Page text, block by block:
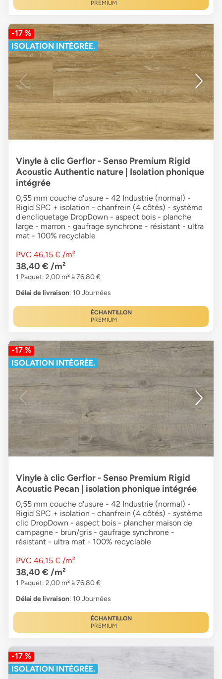
PREMIUM
-17 %
ISOLATION INTÉGRÉE.
Vinyle à clic Gerflor - Senso Premium Rigid
Acoustic Authentic nature | Isolation phonique
intégrée
0,55 mm couche d'usure - 42 Industrie (normal) -
Rigid SPC + isolation - chanfrein (4 côtés) - système
d'encliquetage DropDown - aspect bois - planche
large - marron - gaufrage synchrone - résistant - ultra
mat - 100% recyclable
PVC 46,15 € /m²
38,40 € /m²
1 Paquet: 2,00 m² à 76,80 €
Délai de livraison: 10 Journées
ÉCHANTILLON
PREMIUM
-17 %
ISOLATION INTÉGRÉE.
Vinyle à clic Gerflor - Senso Premium Rigid
Acoustic Pecan | isolation phonique intégrée
0,55 mm couche d'usure - 42 Industrie (normal) -
Rigid SPC + isolation - chanfrein (4 côtés) - système
clic DropDown - aspect bois - plancher maison de
campagne - brun/gris - gaufrage synchrone -
résistant - ultra mat - 100% recyclable
PVC 46,15 € /m²
38,40 € /m²
1 Paquet: 2,00 m² à 76,80 €
Délai de livraison: 10 Journées
ÉCHANTILLON
PREMIUM
-17 %
ISOLATION INTÉGRÉE.